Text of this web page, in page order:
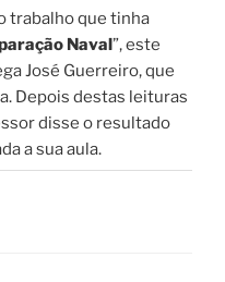
trabalho que tinha
Naval”, este
José Guerreiro, que
Depois destas leituras
disse o resultado
a sua aula.